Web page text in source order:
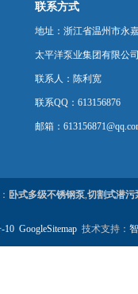
联系方式
地址：浙江省温州市永
太平洋泵业集团有限公
联系人：陈利宽
联系QQ：613156876
邮箱：
卧式多级不锈钢泵,切割式潜污
10 GoogleSitemap 技术支持：